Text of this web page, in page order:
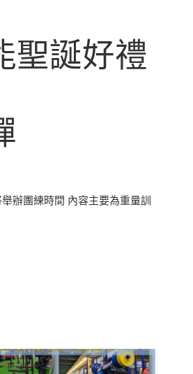
聖誕好禮
辦團練時間 內容主要為重量訓